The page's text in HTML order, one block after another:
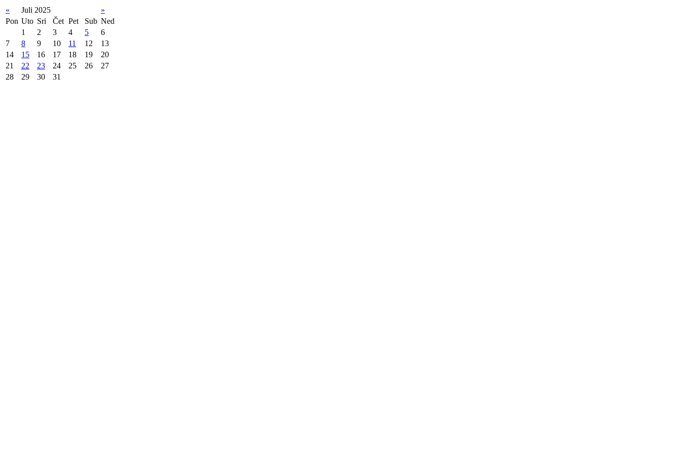
« Juli 2025
»
Pon Uto Sri Čet Pet Sub Ned
1
2 3 4 5
6
7
8 9 10 11 12
13
14
15 16 17 18 19
20
21
22 23 24 25 26
27
28
29 30 31